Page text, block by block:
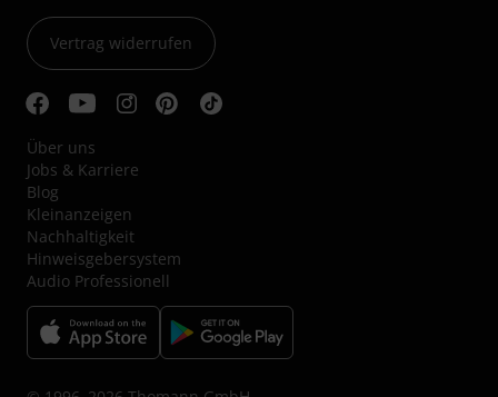
Vertrag widerrufen
Über uns
Jobs & Karriere
Blog
Kleinanzeigen
Nachhaltigkeit
Hinweisgebersystem
Audio Professionell